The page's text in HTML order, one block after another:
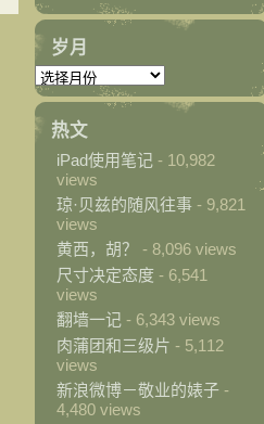
岁月
热文
iPad使用笔记 - 10,982
views
琼·贝兹的随风往事 - 9,821
views
黄西，胡？
- 8,096 views
尺寸决定态度 - 6,541
views
翻墙一记 - 6,343 views
肉蒲团和三级片 - 5,112
views
新浪微博－敬业的婊子 -
4,480 views